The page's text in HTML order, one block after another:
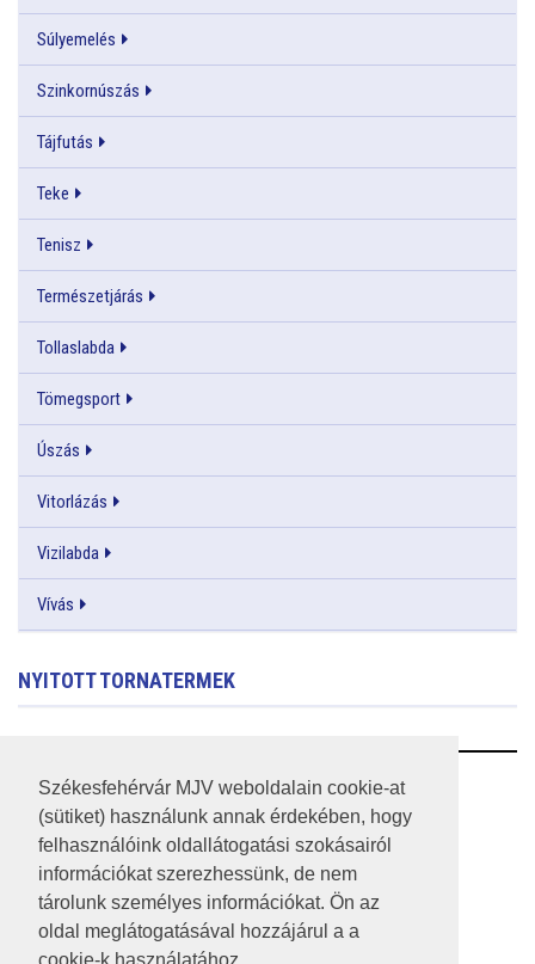
Székesfehérvár MJV weboldalain cookie-at
(sütiket) használunk annak érdekében, hogy
felhasználóink oldallátogatási szokásairól
információkat szerezhessünk, de nem
tárolunk személyes információkat. Ön az
oldal meglátogatásával hozzájárul a a
Súlyemelés
Szinkornúszás
Tájfutás
Teke
Tenisz
Természetjárás
Tollaslabda
Tömegsport
Úszás
Vitorlázás
Vizilabda
Vívás
NYITOTT TORNATERMEK
RSS
A HONLAP 2017.03.31-I ÁLLAPOTA
JOGI NYILATKOZAT
IMPRESSZUM